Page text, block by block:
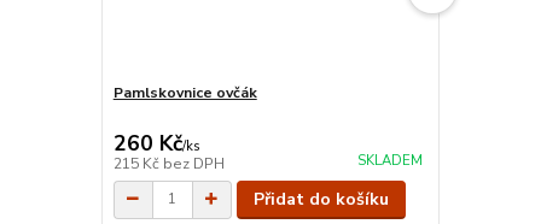
Pamlskovnice ovčák
260 Kč/ks
215 Kč bez DPH SKLADEM
Přidat do košíku